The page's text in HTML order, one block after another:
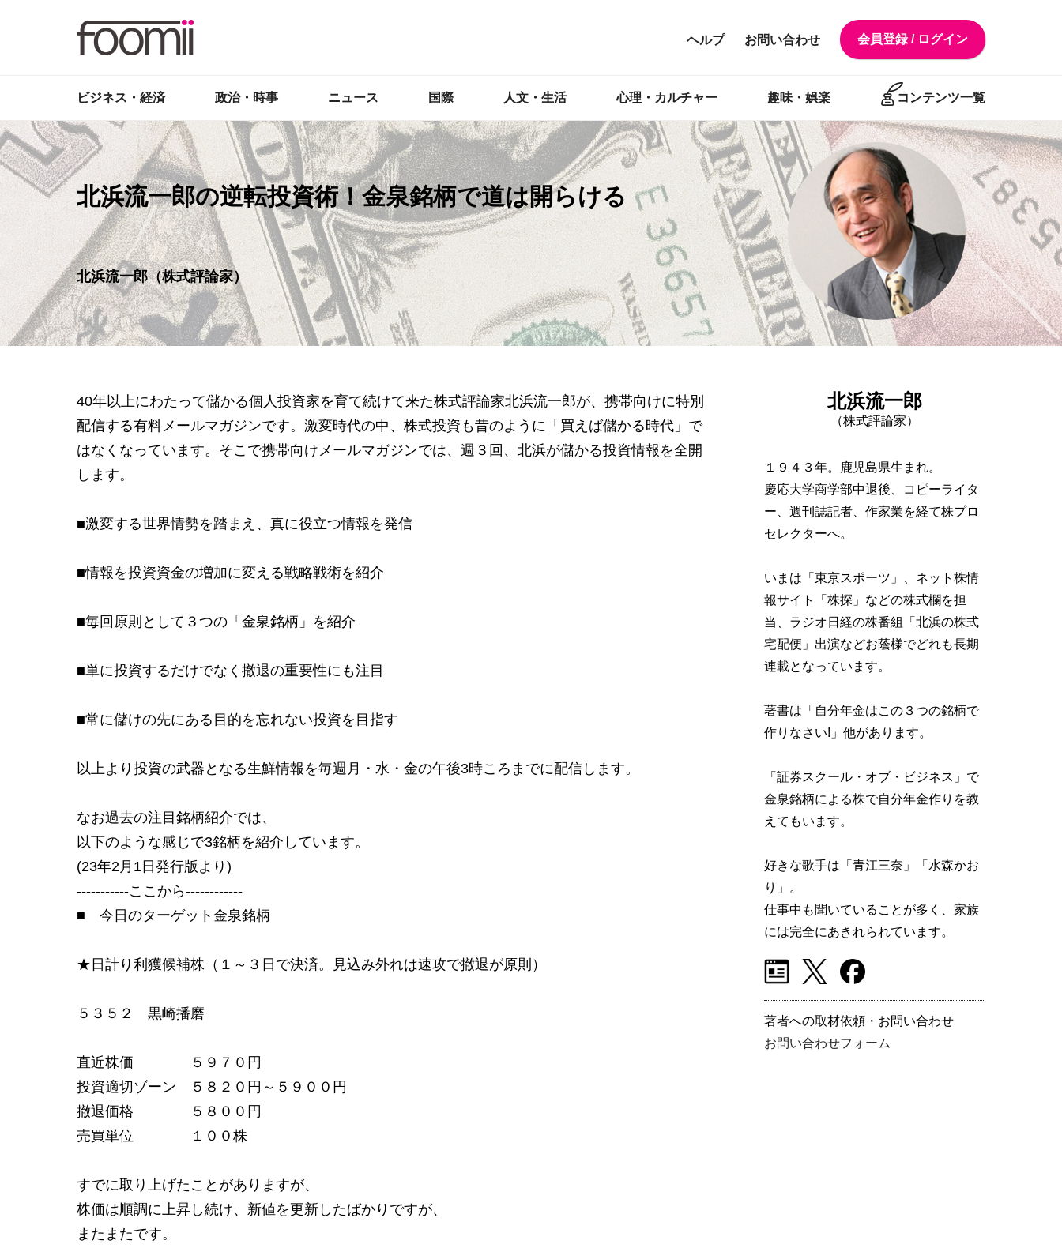
会員登録 / ログイン
お問い合わせ
ヘルプ
ビジネス・経済 政治・時事 ニュース 国際 人文・生活 心理・カルチャー 趣味・娯楽 コンテンツ一覧
北浜流一郎の逆転投資術！金泉銘柄で道は開らける
北浜流一郎（株式評論家）
40年以上にわたって儲かる個人投資家を育て続けて来た株式評論家北浜流一郎が、携帯向けに特別
配信する有料メールマガジンです。激変時代の中、株式投資も昔のように「買えば儲かる時代」で
はなくなっています。そこで携帯向けメールマガジンでは、週３回、北浜が儲かる投資情報を全開
します。
■激変する世界情勢を踏まえ、真に役立つ情報を発信
■情報を投資資金の増加に変える戦略戦術を紹介
■毎回原則として３つの「金泉銘柄」を紹介
■単に投資するだけでなく撤退の重要性にも注目
■常に儲けの先にある目的を忘れない投資を目指す
以上より投資の武器となる生鮮情報を毎週月・水・金の午後3時ころまでに配信します。
なお過去の注目銘柄紹介では、
以下のような感じで3銘柄を紹介しています。
(23年2月1日発行版より)
-----------ここから------------
■ 今日のターゲット金泉銘柄
★日計り利獲候補株（１～３日で決済。見込み外れは速攻で撤退が原則）
５３５２ 黒崎播磨
直近株価 ５９７０円
投資適切ゾーン ５８２０円～５９００円
撤退価格 ５８００円
売買単位 １００株
すでに取り上げたことがありますが、
株価は順調に上昇し続け、新値を更新したばかりですが、
またまたです。
北浜流一郎
（株式評論家）
１９４３年。鹿児島県生まれ。
慶応大学商学部中退後、コピーライタ
ー、週刊誌記者、作家業を経て株プロ
セレクターへ。
いまは「東京スポーツ」、ネット株情
報サイト「株探」などの株式欄を担
当、ラジオ日経の株番組「北浜の株式
宅配便」出演などお蔭様でどれも長期
連載となっています。
著書は「自分年金はこの３つの銘柄で
作りなさい!」他があります。
「証券スクール・オブ・ビジネス」で
金泉銘柄による株で自分年金作りを教
えてもいます。
好きな歌手は「青江三奈」「水森かお
り」。
仕事中も聞いていることが多く、家族
には完全にあきれられています。
著者への取材依頼・お問い合わせ
お問い合わせフォーム